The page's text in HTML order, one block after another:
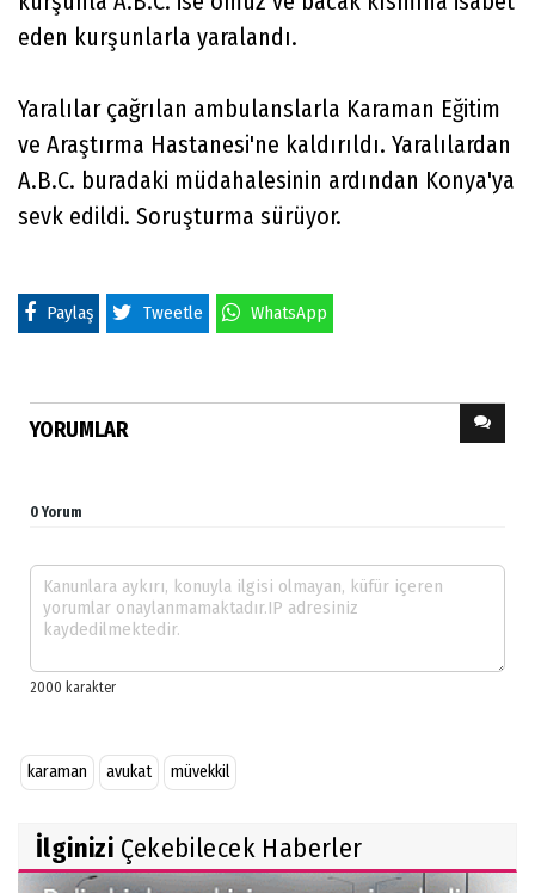
eden kurşunlarla yaralandı.
Yaralılar çağrılan ambulanslarla Karaman Eğitim
ve Araştırma Hastanesi'ne kaldırıldı. Yaralılardan
A.B.C. buradaki müdahalesinin ardından Konya'ya
sevk edildi. Soruşturma sürüyor.
Paylaş Tweetle WhatsApp
YORUMLAR
0 Yorum
karaman avukat müvekkil
İlginizi Çekebilecek Haberler